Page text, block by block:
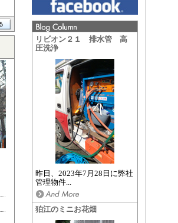
リビオン２１ 排水管 高
圧洗浄
昨日、2023年7月28日に弊社
管理物件...
狛江のミニお花畑